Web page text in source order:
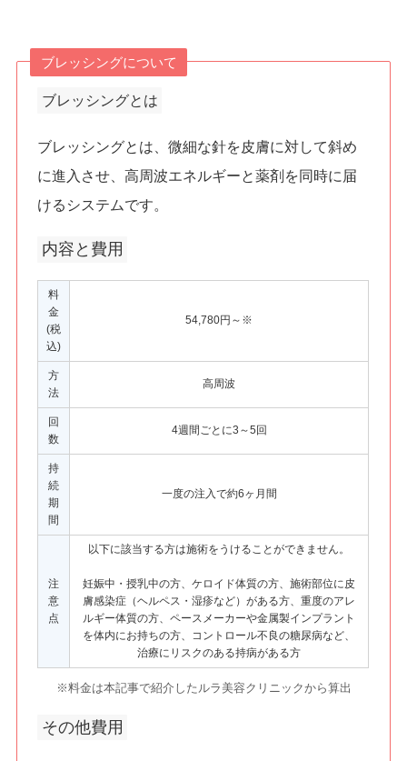
ブレッシングについて
ブレッシングとは
ブレッシングとは、微細な針を皮膚に対して斜め
に進入させ、高周波エネルギーと薬剤を同時に届
けるシステムです。
内容と費用
料
金
(税
込)
54,780円～※
方
法
高周波
回
数
4週間ごとに3～5回
持
続
期
間
一度の注入で約6ヶ月間
注
意
点
以下に該当する方は施術をうけることができません。
妊娠中・授乳中の方、ケロイド体質の方、施術部位に皮
膚感染症（ヘルペス・湿疹など）がある方、重度のアレ
ルギー体質の方、ペースメーカーや金属製インプラント
を体内にお持ちの方、コントロール不良の糖尿病など、
治療にリスクのある持病がある方
※料金は本記事で紹介したルラ美容クリニックから算出
その他費用